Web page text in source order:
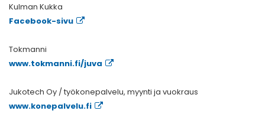
Kulman Kukka
Facebook-sivu
Tokmanni
www.tokmanni.fi/juva
Jukotech Oy / työkonepalvelu, myynti ja vuokraus
www.konepalvelu.fi